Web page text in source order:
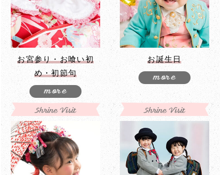
お宮参り・お喰い初
め・初節句
お誕生日